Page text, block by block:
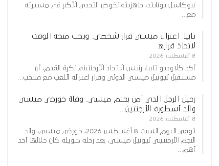
نيوكاسل يونايتد، جاهزيته لخوض التحدي الأكبر في مسيرته
مع…
تابيا: اعتزال ميسي قرار شخصي.. ويجب منحه الوقت
لاتخاذ قراره
8 أغسطس 2026
أكد كلاوديو تابيا، رئيس الاتحاد الأرجنتيني لكرة القدم، أن
مستقبل ليونيل ميسي الدولي وقرار اعتزاله اللعب مع منتخب…
رحيل الرجل الذي آمن بحلم ميسي.. وفاة خورخي ميسي
والد أسطورة الأرجنتين…
8 أغسطس 2026
توفي اليوم السبت 8 أغسطس 2026، خورخي ميسي، والد
النجم الأرجنتيني ليونيل ميسي، بعد رحلة طويلة كان خلالها أحد
أهم…